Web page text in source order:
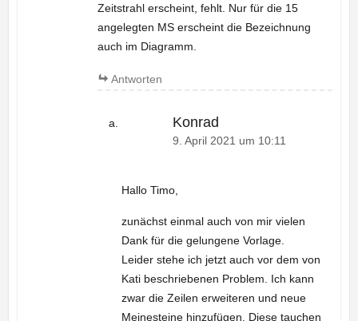
Zeitstrahl erscheint, fehlt. Nur für die 15
angelegten MS erscheint die Bezeichnung
auch im Diagramm.
Antworten
Konrad
9. April 2021 um 10:11
Hallo Timo,
zunächst einmal auch von mir vielen
Dank für die gelungene Vorlage.
Leider stehe ich jetzt auch vor dem von
Kati beschriebenen Problem. Ich kann
zwar die Zeilen erweiteren und neue
Meinesteine hinzufügen. Diese tauchen